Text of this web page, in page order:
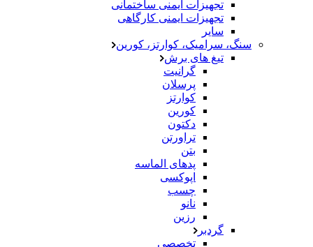
تجهیزات ایمنی ساختمانی
تجهیزات ایمنی کارگاهی
سایر
سنگ، سرامیک، کوارتز، کورین
تیغ های برش
گرانیت
پرسلان
کوارتز
کورین
دکتون
تراورتن
بتن
پدهای الماسه
اپوکسی
چسب
نانو
رزین
گردبر
تخصصی